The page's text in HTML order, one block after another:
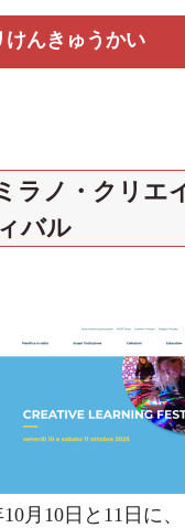
けんきゅうかい
ラノ・クリエ
バル
10月10日と11日に